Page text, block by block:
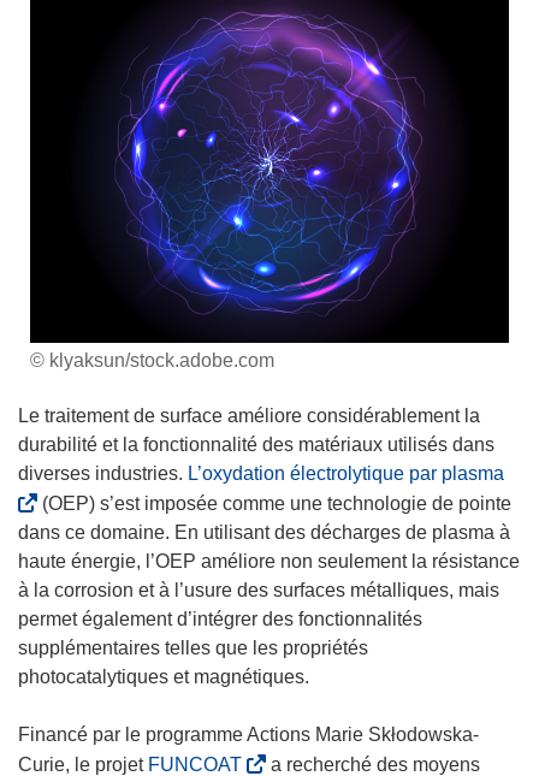
© klyaksun/stock.adobe.com
Le traitement de surface améliore considérablement la
durabilité et la fonctionnalité des matériaux utilisés dans
diverses industries. L’oxydation électrolytique par plasma
s
’
o
(OEP) s’est imposée comme une technologie de pointe
dans ce domaine. En utilisant des décharges de plasma à
haute énergie, l’OEP améliore non seulement la résistance
à la corrosion et à l’usure des surfaces métalliques, mais
permet également d’intégrer des fonctionnalités
supplémentaires telles que les propriétés
photocatalytiques et magnétiques.
Financé par le programme Actions Marie Skłodowska-
Curie, le projet FUNCOAT(
a recherché des moyens